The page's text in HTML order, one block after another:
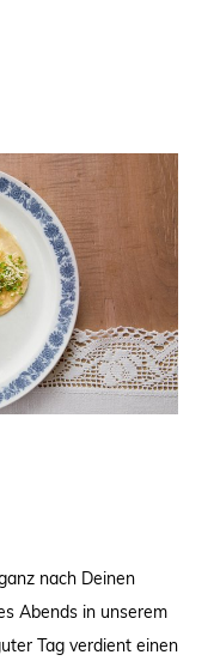
nach Deinen
Abends in unserem
Tag verdient einen